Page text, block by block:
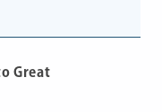
Great